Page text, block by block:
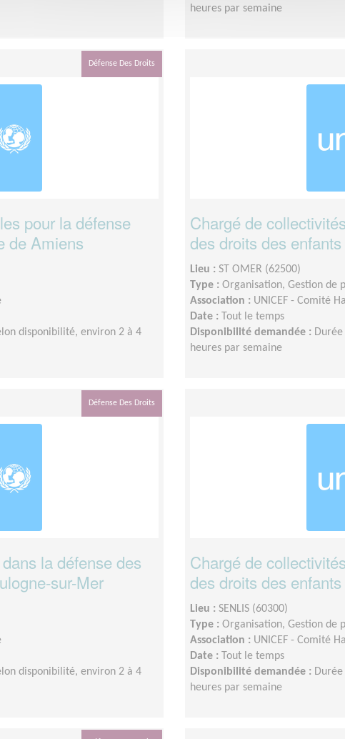
heures par semaine
Défense Des Droits
pour la défense
de Amiens
disponibilité, environ 2 à 4
Chargé de
des droits des
Lieu : ST OMER (62500)
Type : Organisation, Gestion de
Association : UNICEF - Comité
Date :
Tout le temps
Disponibilité demandée :
heures par semaine
Défense Des Droits
la défense des
sur-Mer
disponibilité, environ 2 à 4
Chargé de
des droits des
Lieu : SENLIS (60300)
Type : Organisation, Gestion de
Association : UNICEF - Comité
Date :
Tout le temps
Disponibilité demandée :
heures par semaine